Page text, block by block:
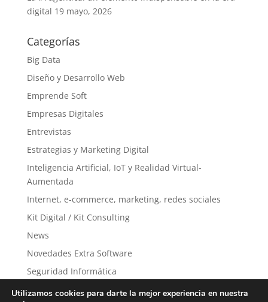
digital 19 mayo, 2026
Categorías
Big Data
Diseño y Desarrollo Web
Emprende Soft
Empresas Digitales
Entrevistas
Estrategias y Marketing Digital
Inteligencia Artificial, IoT y Realidad Virtual-
Aumentada
Internet, e-commerce, marketing, redes sociales
Kit Digital / Kit Consulting
News
Novedades Extra Software
Seguridad Informática
Sin categorizar
Utilizamos cookies para darte la mejor experiencia en nuestra